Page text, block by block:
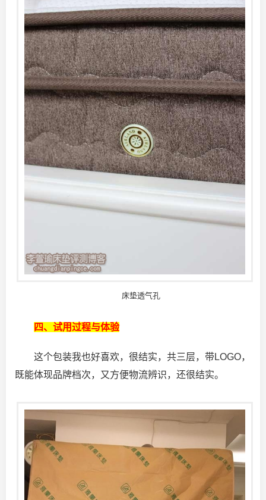
床垫透气孔
四、试用过程与体验
这个包装我也好喜欢，很结实，共三层，带LOGO，
既能体现品牌档次，又方便物流辨识，还很结实。